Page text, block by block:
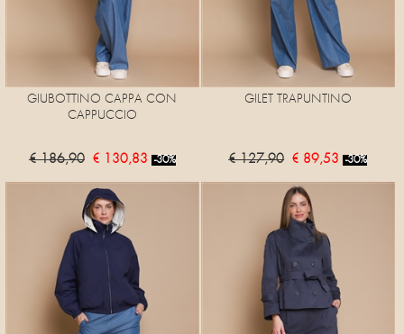
GIUBOTTINO CAPPA CON
CAPPUCCIO
€ 186,90 € 130,83 -30%
GILET TRAPUNTINO
€ 127,90 € 89,53 -30%